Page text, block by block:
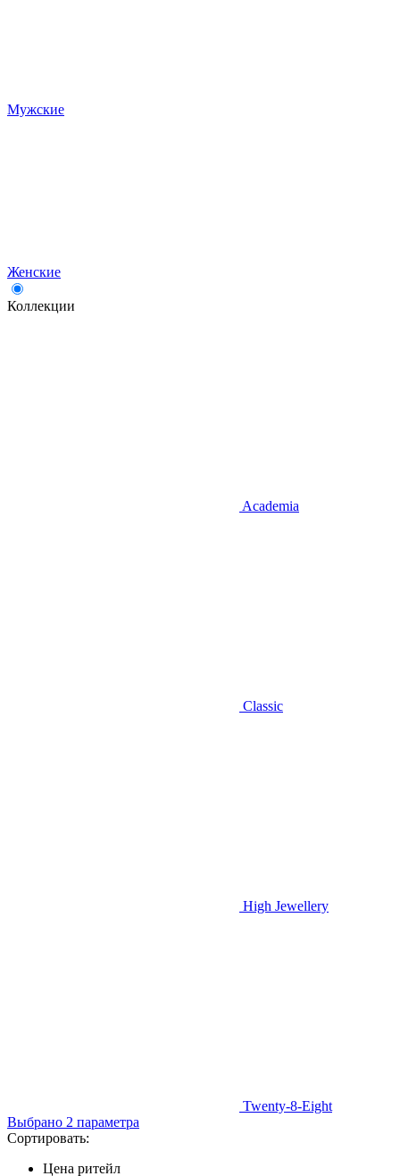
Мужские
Женские
Коллекции
Academia
Classic
High Jewellery
Twenty-8-Eight
Выбрано 2 параметра
Сортировать:
Цена ритейл